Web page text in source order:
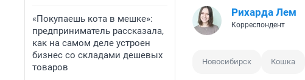
«Покупаешь кота в мешке»:
предприниматель рассказала,
как на самом деле устроен
бизнес со складами дешевых
товаров
Рихарда Лем
Корреспондент
Новосибирск Кошка